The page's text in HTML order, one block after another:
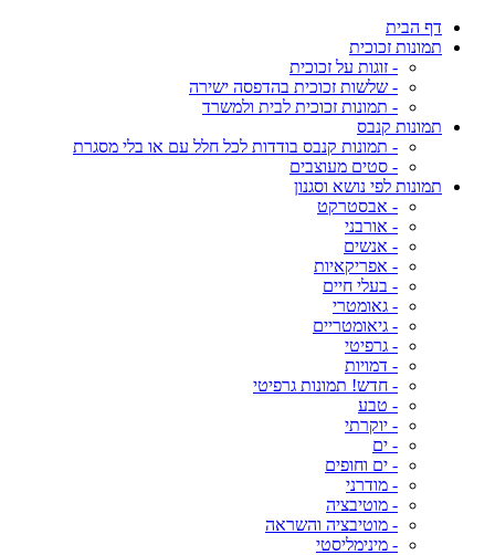
דף הבית
תמונות זכוכית
- זוגות על זכוכית
- שלשות זכוכית בהדפסה ישירה
- תמונות זכוכית לבית ולמשרד
תמונות קנבס
- תמונות קנבס בודדות לכל חלל עם או בלי מסגרת
- סטים מעוצבים
תמונות לפי נושא וסגנון
- אבסטרקט
- אורבני
- אנשים
- אפריקאיות
- בעלי חיים
- גאומטרי
- גיאומטריים
- גרפיטי
- דמויות
- חדש! תמונות גרפיטי
- טבע
- יוקרתי
- ים
- ים וחופים
- מודרני
- מוטיבציה
- מוטיבציה והשראה
- מינימליסטי